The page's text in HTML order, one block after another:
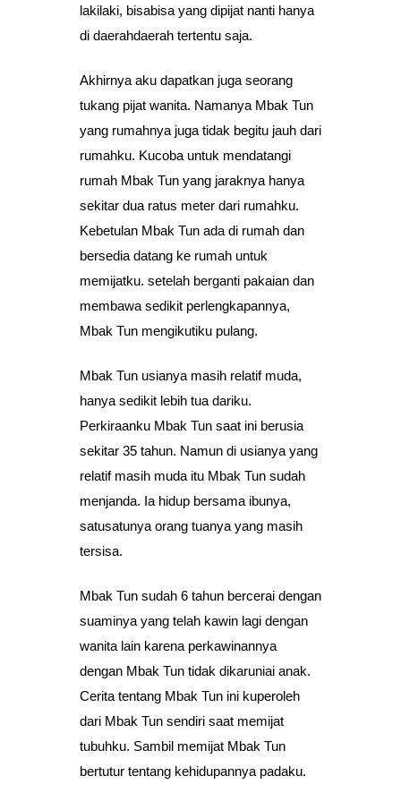
lakilaki, bisabisa yang dipijat nanti hanya
di daerahdaerah tertentu saja.
Akhirnya aku dapatkan juga seorang
tukang pijat wanita. Namanya Mbak Tun
yang rumahnya juga tidak begitu jauh dari
rumahku. Kucoba untuk mendatangi
rumah Mbak Tun yang jaraknya hanya
sekitar dua ratus meter dari rumahku.
Kebetulan Mbak Tun ada di rumah dan
bersedia datang ke rumah untuk
memijatku. setelah berganti pakaian dan
membawa sedikit perlengkapannya,
Mbak Tun mengikutiku pulang.
Mbak Tun usianya masih relatif muda,
hanya sedikit lebih tua dariku.
Perkiraanku Mbak Tun saat ini berusia
sekitar 35 tahun. Namun di usianya yang
relatif masih muda itu Mbak Tun sudah
menjanda. Ia hidup bersama ibunya,
satusatunya orang tuanya yang masih
tersisa.
Mbak Tun sudah 6 tahun bercerai dengan
suaminya yang telah kawin lagi dengan
wanita lain karena perkawinannya
dengan Mbak Tun tidak dikaruniai anak.
Cerita tentang Mbak Tun ini kuperoleh
dari Mbak Tun sendiri saat memijat
tubuhku. Sambil memijat Mbak Tun
bertutur tentang kehidupannya padaku.